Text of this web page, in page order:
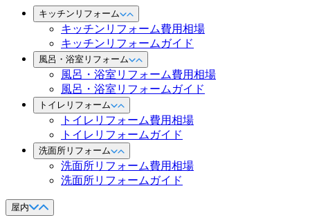
キッチンリフォーム
キッチンリフォーム費用相場
キッチンリフォームガイド
風呂・浴室リフォーム
風呂・浴室リフォーム費用相場
風呂・浴室リフォームガイド
トイレリフォーム
トイレリフォーム費用相場
トイレリフォームガイド
洗面所リフォーム
洗面所リフォーム費用相場
洗面所リフォームガイド
屋内